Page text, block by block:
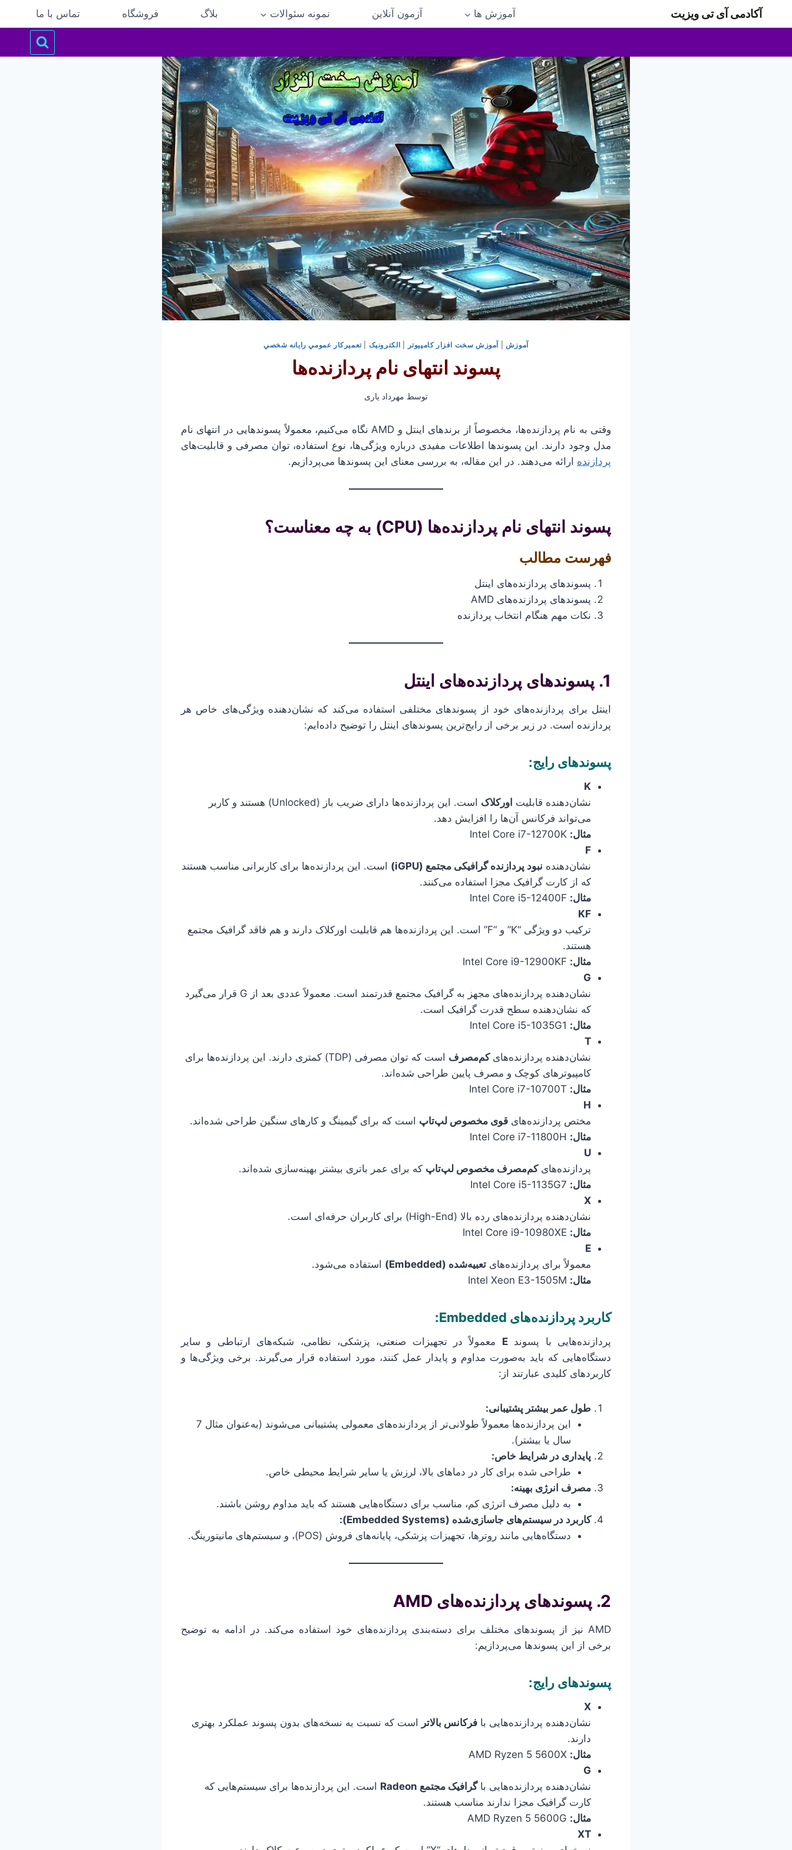
بازگشتآکادمی آی تی ویزیت آموزش ها آزمون آنلاین نمونه سئوالات بلاگ فروشگاه تماس با ما
آموزش آموزش سخت افزار کامپیوتر الکترونیک |تعميركار عمومي رايانه شخصي
پسوند انتهای نام پردازنده‌ها
توسط مهرداد یاری
وقتی به نام پردازنده‌ها، مخصوصاً از برندهای اینتل و AMD نگاه می‌کنیم، معمولاً پسوندهایی در انتهای نام
مدل وجود دارند. این پسوندها اطلاعات مفیدی درباره ویژگی‌ها، نوع استفاده، توان مصرفی و قابلیت‌های
پردازنده ارائه می‌دهند. در این مقاله، به بررسی معنای این پسوندها می‌پردازیم.
پسوند انتهای نام پردازنده‌ها (CPU) به چه معناست؟
فهرست مطالب
پسوندهای پردازنده‌های اینتل
پسوندهای پردازنده‌های AMD
نکات مهم هنگام انتخاب پردازنده
1. پسوندهای پردازنده‌های اینتل
اینتل برای پردازنده‌های خود از پسوندهای مختلفی استفاده می‌کند که نشان‌دهنده ویژگی‌های خاص هر
پردازنده است. در زیر برخی از رایج‌ترین پسوندهای اینتل را توضیح داده‌ایم:
پسوندهای رایج:
K
نشان‌دهنده قابلیت اورکلاک
است. این پردازنده‌ها دارای ضریب باز (Unlocked) هستند و کاربر
می‌تواند فرکانس آن‌ها را افزایش دهد.
مثال:
F
نشان‌دهنده نبود پردازنده گرافیکی مجتمع (iGPU)
است. این پردازنده‌ها برای کاربرانی مناسب هستند
که از کارت گرافیک مجزا استفاده می‌کنند.
مثال:
KF
ترکیب دو ویژگی “K” و “F” است. این پردازنده‌ها هم قابلیت اورکلاک دارند و هم فاقد گرافیک مجتمع
هستند.
مثال:
G
نشان‌دهنده پردازنده‌های مجهز به گرافیک مجتمع قدرتمند است. معمولاً عددی بعد از G قرار می‌گیرد
که نشان‌دهنده سطح قدرت گرافیک است.
مثال:
T
نشان‌دهنده پردازنده‌هایکم‌مصرف
است که توان مصرفی (TDP) کمتری دارند. این پردازنده‌ها برای
کامپیوترهای کوچک و مصرف پایین طراحی شده‌اند.
مثال:
H
مختص پردازنده‌های قوی مخصوص لپ‌تاپ است که برای گیمینگ و کارهای سنگین طراحی شده‌اند.
مثال:
U
پردازنده‌هایکم‌مصرف مخصوص لپ‌تاپ که برای عمر باتری بیشتر بهینه‌سازی شده‌اند.
مثال:
X
نشان‌دهنده پردازنده‌های رده بالا (High-End) برای کاربران حرفه‌ای است.
مثال:
E
معمولاً برای پردازنده‌های تعبیه‌شده (Embedded)
استفاده می‌شود.
مثال:
کاربرد پردازنده‌های Embedded:
پردازنده‌هایی با پسوندE معمولاً در تجهیزات صنعتی، پزشکی، نظامی، شبکه‌های ارتباطی و سایر
دستگاه‌هایی که باید به‌صورت مداوم و پایدار عمل کنند، مورد استفاده قرار می‌گیرند. برخی ویژگی‌ها و
کاربردهای کلیدی عبارتند از:
طول عمر بیشتر پشتیبانی:
این پردازنده‌ها معمولاً طولانی‌تر از پردازنده‌های معمولی پشتیبانی می‌شوند (به‌عنوان مثال 7
سال یا بیشتر).
پایداری در شرایط خاص:
طراحی شده برای کار در دماهای بالا، لرزش یا سایر شرایط محیطی خاص.
مصرف انرژی بهینه:
به دلیل مصرف انرژی کم، مناسب برای دستگاه‌هایی هستند که باید مداوم روشن باشند.
کاربرد در سیستم‌های جاسازی‌شده (Embedded Systems):
دستگاه‌هایی مانند روترها، تجهیزات پزشکی، پایانه‌های فروش (POS)، و سیستم‌های مانیتورینگ.
2. پسوندهای پردازنده‌های AMD
AMD نیز از پسوندهای مختلف برای دسته‌بندی پردازنده‌های خود استفاده می‌کند. در ادامه به توضیح
برخی از این پسوندها می‌پردازیم:
پسوندهای رایج:
X
نشان‌دهنده پردازنده‌هایی با فرکانس بالاتر است که نسبت به نسخه‌های بدون پسوند عملکرد بهتری
دارند.
مثال:
G
نشان‌دهنده پردازنده‌هایی باگرافیک مجتمع Radeon
است. این پردازنده‌ها برای سیستم‌هایی که
کارت گرافیک مجزا ندارند مناسب هستند.
مثال:
XT